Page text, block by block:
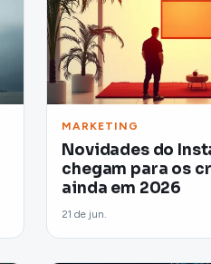
MARKETING
Novidades do
chegam para os
ainda em 2026
21 de jun.